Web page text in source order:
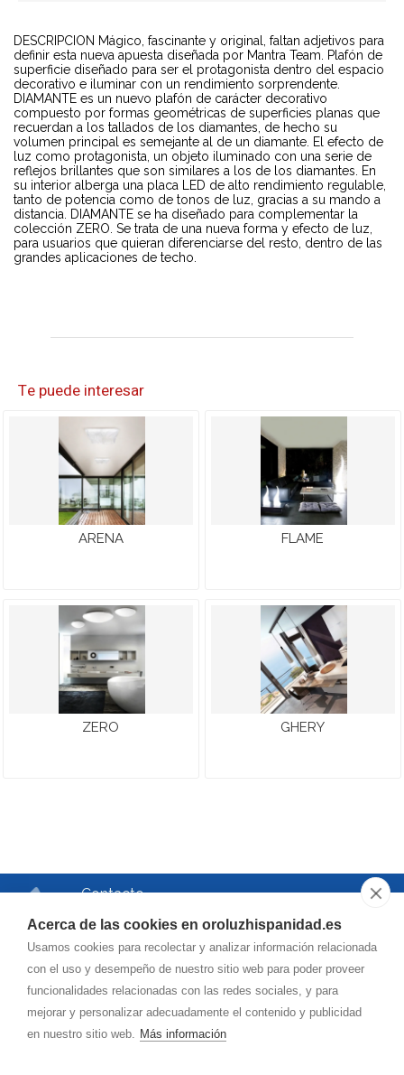
Acerca de las cookies en oroluzhispanidad.es
Usamos cookies para recolectar y analizar información relacionada
con el uso y desempeño de nuestro sitio web para poder proveer
funcionalidades relacionadas con las redes sociales, y para
mejorar y personalizar adecuadamente el contenido y publicidad
en nuestro sitio web. Más información
DESCRIPCION Mágico, fascinante y original, faltan adjetivos para
definir esta nueva apuesta diseñada por Mantra Team. Plafón de
superficie diseñado para ser el protagonista dentro del espacio
decorativo e iluminar con un rendimiento sorprendente.
DIAMANTE es un nuevo plafón de carácter decorativo
compuesto por formas geométricas de superficies planas que
recuerdan a los tallados de los diamantes, de hecho su
volumen principal es semejante al de un diamante. El efecto de
luz como protagonista, un objeto iluminado con una serie de
reflejos brillantes que son similares a los de los diamantes. En
su interior alberga una placa LED de alto rendimiento regulable,
tanto de potencia como de tonos de luz, gracias a su mando a
distancia. DIAMANTE se ha diseñado para complementar la
colección ZERO. Se trata de una nueva forma y efecto de luz,
para usuarios que quieran diferenciarse del resto, dentro de las
grandes aplicaciones de techo.
Te puede interesar
ARENA FLAME
ZERO GHERY
Contacto
Teléfono
976.750.504
Correo
oroluzhispanidad@hotmail.es